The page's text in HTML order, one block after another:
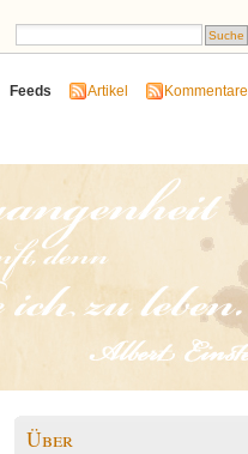
Feeds Artikel Kommentare
Über